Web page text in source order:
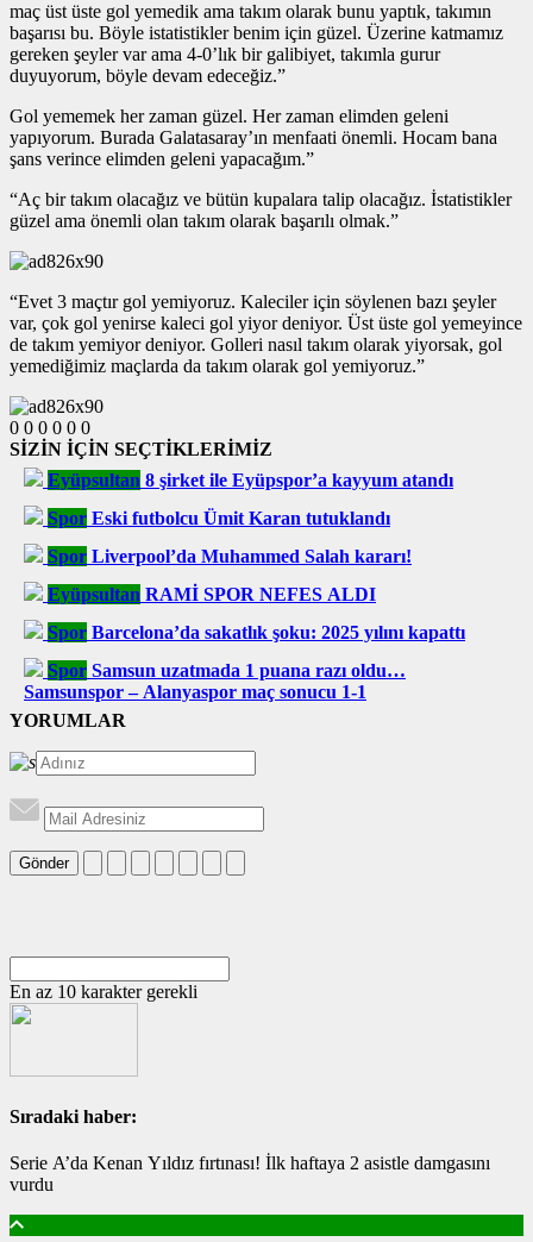
maç üst üste gol yemedik ama takım olarak bunu yaptık, takımın
başarısı bu. Böyle istatistikler benim için güzel. Üzerine katmamız
gereken şeyler var ama 4-0’lık bir galibiyet, takımla gurur
duyuyorum, böyle devam edeceğiz.”
Gol yememek her zaman güzel. Her zaman elimden geleni
yapıyorum. Burada Galatasaray’ın menfaati önemli. Hocam bana
şans verince elimden geleni yapacağım.”
“Aç bir takım olacağız ve bütün kupalara talip olacağız. İstatistikler
güzel ama önemli olan takım olarak başarılı olmak.”
“Evet 3 maçtır gol yemiyoruz. Kaleciler için söylenen bazı şeyler
var, çok gol yenirse kaleci gol yiyor deniyor. Üst üste gol yemeyince
de takım yemiyor deniyor. Golleri nasıl takım olarak yiyorsak, gol
yemediğimiz maçlarda da takım olarak gol yemiyoruz.”
0 0 0 0 0 0
SİZİN İÇİN SEÇTİKLERİMİZ
Eyüpsultan 8 şirket ile Eyüpspor’a kayyum atandı
Spor Eski futbolcu Ümit Karan tutuklandı
Spor Liverpool’da Muhammed Salah kararı!
Eyüpsultan RAMİ SPOR NEFES ALDI
Spor Barcelona’da sakatlık şoku: 2025 yılını kapattı
Spor Samsun uzatmada 1 puana razı oldu…
Samsunspor – Alanyaspor maç sonucu 1-1
YORUMLAR
Gönder
En az 10 karakter gerekli
Sıradaki haber:
Serie A’da Kenan Yıldız fırtınası! İlk haftaya 2 asistle damgasını
vurdu